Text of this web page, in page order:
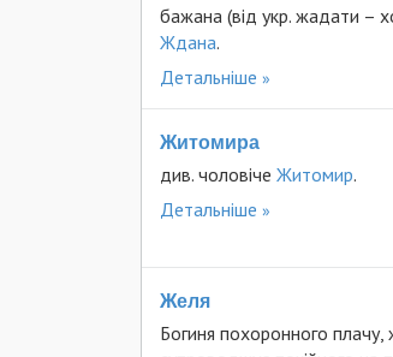
бажана (від укр. жадати –
Ждана.
Детальніше
Житомира
див. чоловіче Житомир.
Детальніше
Желя
Богиня похоронного